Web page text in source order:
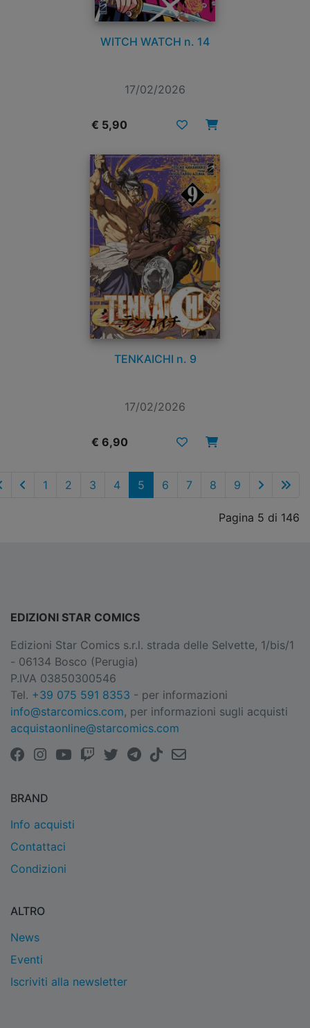
WITCH WATCH n. 14
17/02/2026
€ 5,90
TENKAICHI n. 9
17/02/2026
€ 6,90
1 2 3 4 5 6 7 8 9
Pagina 5 di 146
EDIZIONI STAR COMICS
Edizioni Star Comics s.r.l. strada delle Selvette, 1/bis/1
- 06134 Bosco (Perugia)
P.IVA 03850300546
Tel. +39 075 591 8353 - per informazioni
info@starcomics.com, per informazioni sugli acquisti
acquistaonline@starcomics.com
BRAND
Info acquisti
Contattaci
Condizioni
ALTRO
News
Eventi
Iscriviti alla newsletter